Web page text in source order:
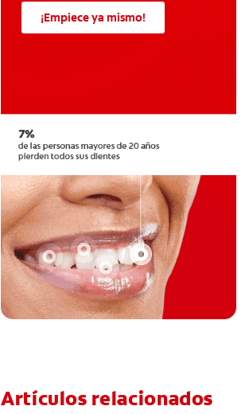
¡Empiece ya mismo!
Artículos relacionados